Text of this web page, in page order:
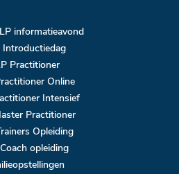
informatieavond
Introductiedag
Practitioner
Online
Intensief
Practitioner
Opleiding
opleiding